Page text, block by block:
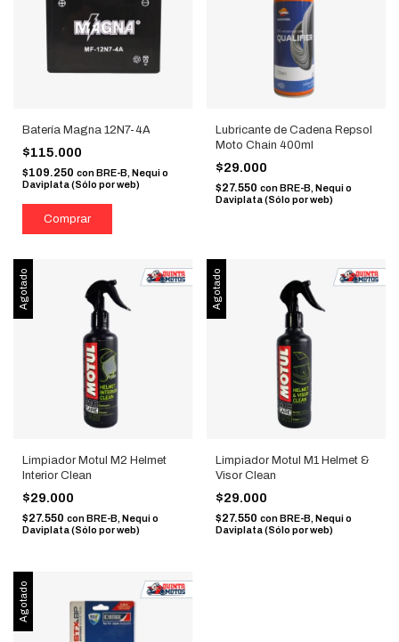
Batería Magna 12N7-4A
$115.000
$109.250 con BRE-B, Nequi o
Daviplata (Sólo por web)
Lubricante de Cadena Repsol
Moto Chain 400ml
$29.000
$27.550 con BRE-B, Nequi o
Daviplata (Sólo por web)
Agotado
Limpiador Motul M2 Helmet
Interior Clean
$29.000
$27.550 conBRE-B, Nequi o
Daviplata (Sólo por web)
Agotado
Limpiador Motul M1 Helmet &
Visor Clean
$29.000
$27.550 con BRE-B, Nequi o
Daviplata (Sólo por web)
Agotado